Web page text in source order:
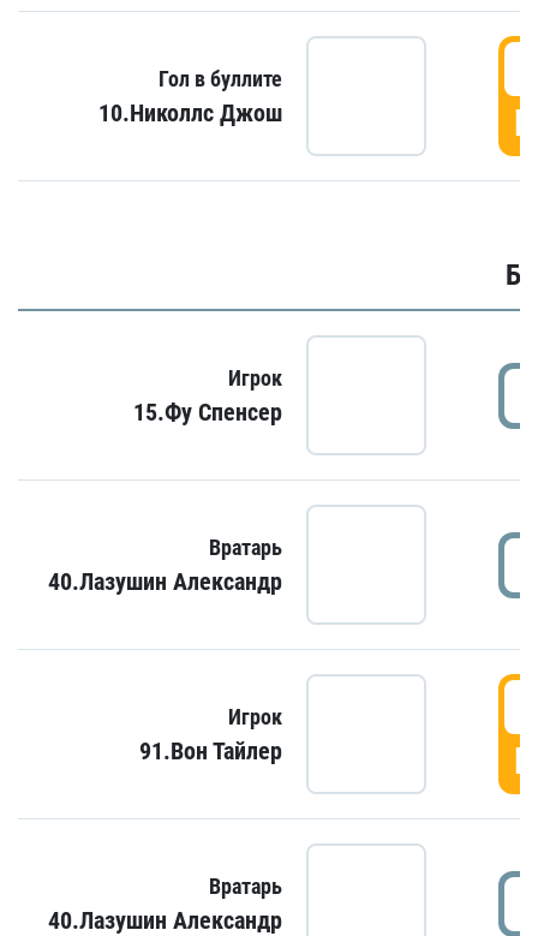
Гол в буллите
10.Николлс Джош
Игрок
15.Фу Спенсер
Вратарь
40.Лазушин Александр
Игрок
91.Вон Тайлер
Вратарь
40.Лазушин Александр